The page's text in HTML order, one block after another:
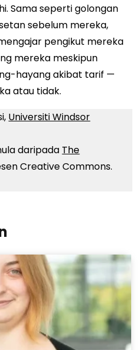
Sama seperti golongan
sebelum mereka,
pengikut mereka
mereka meskipun
hayang akibat tarif —
atau tidak.
Universiti Windsor
daripada The
Creative Commons.